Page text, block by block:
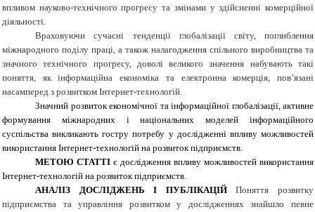
впливом науково-технічного прогресу та змінами у здійсненні комерційної
діяльності.
Враховуючи сучасні тенденції глобалізації світу, поглиблення
міжнародного поділу праці, а також налагодження спільного виробництва та
значного технічного прогресу, доволі великого значення набувають такі
поняття, як інформаційна економіка та електронна комерція, пов’язані
насамперед з розвитком Інтернет-технологій.
Значний розвиток економічної та інформаційної глобалізації, активне
формування міжнародних і національних моделей інформаційного
суспільства викликають гостру потребу у дослідженні впливу можливостей
використання Інтернет-технологій на розвиток підприємств.
МЕТОЮ СТАТТІ є дослідження впливу можливостей використання
Інтернет-технологій на розвиток підприємств.
АНАЛІЗ ДОСЛІДЖЕНЬ І ПУБЛІКАЦІЙПоняття розвитку
підприємства та управління розвитком у дослідженнях знайшло певне